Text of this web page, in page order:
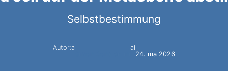
Selbstbestimmung
Autor:a
ai
24. ma 2026